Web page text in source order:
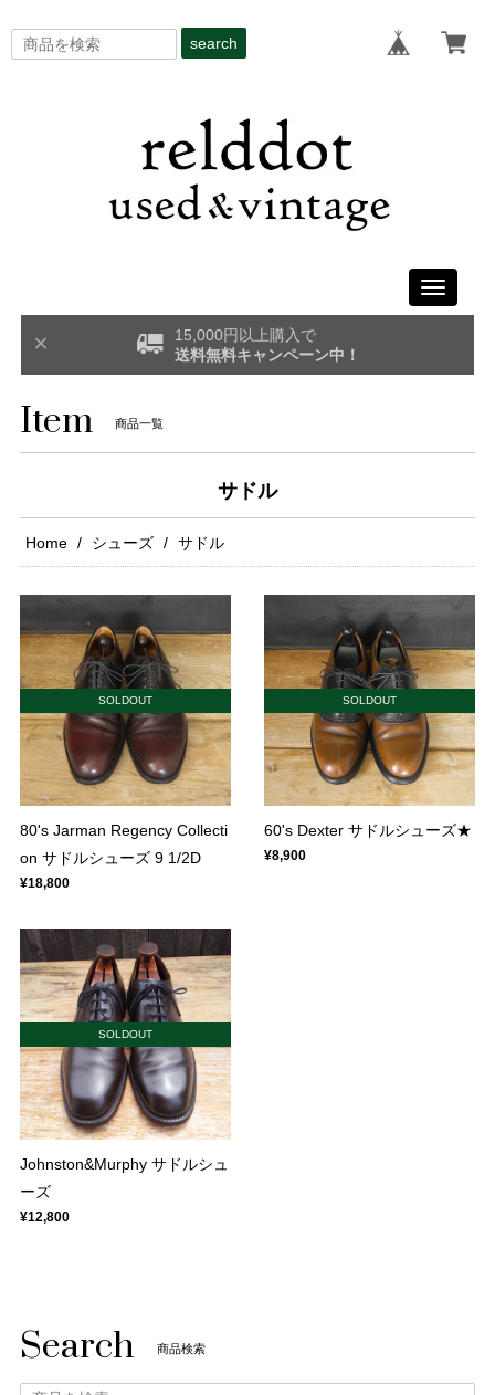
search
Toggle
15,000円以上購入で
送料無料キャンペーン中！
Item 商品一覧
サドル
Home シューズ サドル
SOLDOUT
80's Jarman Regency Collecti
on サドルシューズ 9 1/2D
¥18,800
SOLDOUT
60's Dexter サドルシューズ★
¥8,900
SOLDOUT
Johnston&Murphy サドルシュ
ーズ
¥12,800
Search 商品検索